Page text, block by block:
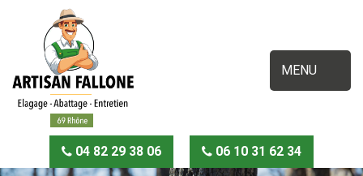
MENU
04 82 29 38 06 06 10 31 62 34